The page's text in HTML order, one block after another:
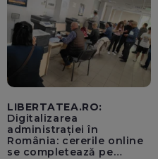
LIBERTATEA.RO:
Digitalizarea
administrației în
România: cererile online
se completează pe